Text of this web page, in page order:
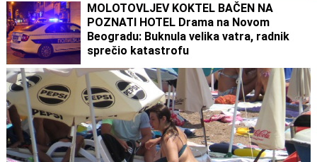
MOLOTOVLJEV KOKTEL BAČEN NA
POZNATI HOTEL Drama na Novom
Beogradu: Buknula velika vatra, radnik
sprečio katastrofu